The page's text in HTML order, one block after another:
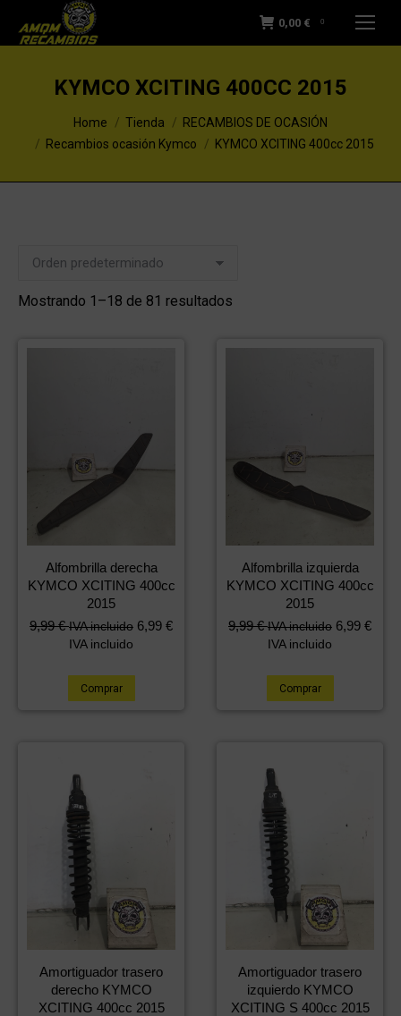
0,00 € 0
KYMCO XCITING 400CC 2015
You are here:Home Tienda
RECAMBIOS DE OCASIÓN
Recambios ocasión Kymco
KYMCO XCITING 400cc 2015
Mostrando 1–18 de 81 resultados
Alfombrilla derecha
KYMCO XCITING 400cc
2015
9,99€ IVA incluido 6,99 €
IVA incluido
Comprar
Alfombrilla izquierda
KYMCO XCITING 400cc
2015
9,99€ IVA incluido 6,99 €
IVA incluido
Comprar
Amortiguador trasero
derecho KYMCO
XCITING 400cc 2015
Amortiguador trasero
izquierdo KYMCO
XCITING S 400cc 2015